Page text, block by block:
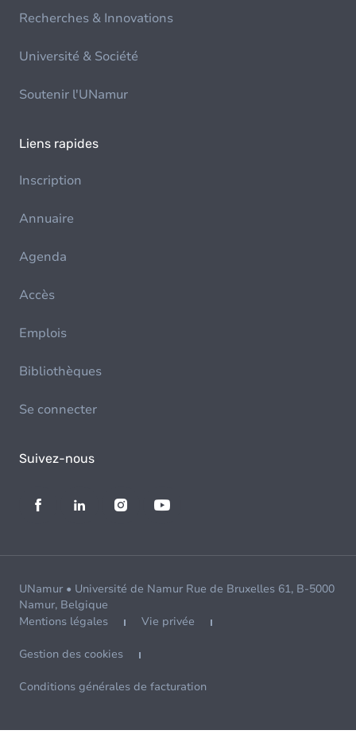
Recherches & Innovations
Université & Société
Soutenir l'UNamur
Liens rapides
Inscription
Annuaire
Agenda
Accès
Emplois
Bibliothèques
Se connecter
Suivez-nous
UNamur • Université de Namur Rue de Bruxelles 61, B-5000
Namur, Belgique
Mentions légales
Vie privée
Gestion des cookies
Conditions générales de facturation